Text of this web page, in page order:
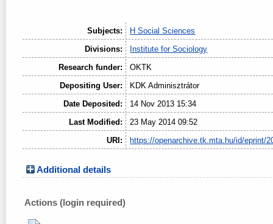
Subjects:
H Social Sciences
Divisions:
Institute for Sociology
Research funder:
OKTK
Depositing User:
KDK Adminisztrátor
Date Deposited:
14 Nov 2013 15:34
Last Modified:
23 May 2014 09:52
URI:
https://openarchive.tk.mta.hu/id/eprint/
Additional details
Actions (login required)